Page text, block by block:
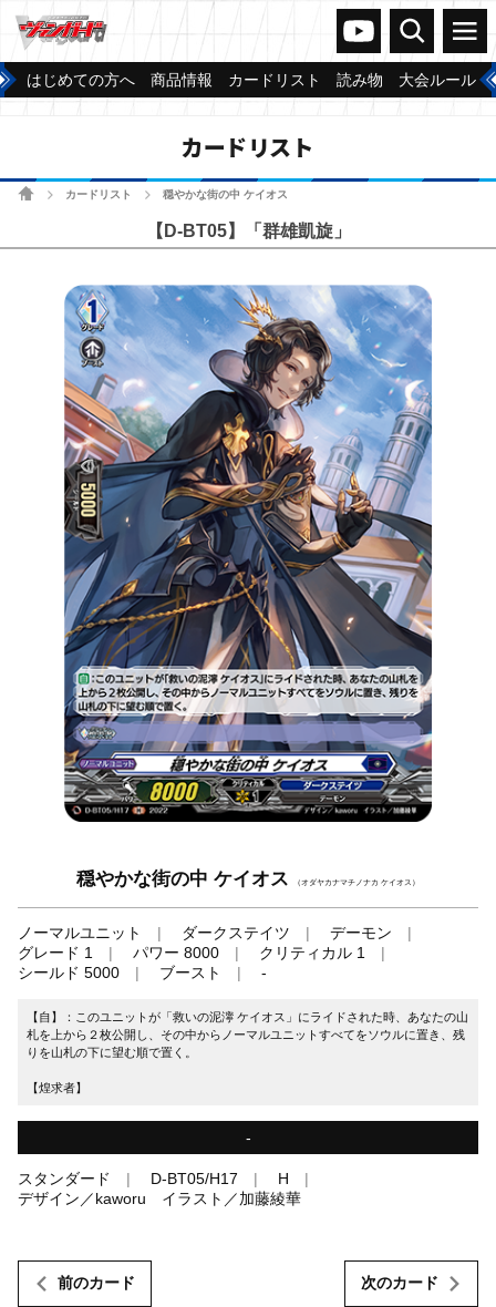
ヴァンガードch
検索 メニュー
はじめての方へ 商品情報 カードリスト 読み物 大会ルール
カードリスト
ホームカードリスト 穏やかな街の中 ケイオス
【D-BT05】「群雄凱旋」
穏やかな街の中 ケイオス （オダヤカナマチノナカ ケイオス）
ノーマルユニット ダークステイツ
デーモン
グレード 1
パワー 8000
クリティカル 1
シールド 5000
ブースト -
【自】：このユニットが「救いの泥濘 ケイオス」にライドされた時、あなたの山
札を上から２枚公開し、その中からノーマルユニットすべてをソウルに置き、残
りを山札の下に望む順で置く。
【煌求者】
-
スタンダード D-BT05/H17
H
デザイン／kaworu イラスト／加藤綾華
前のカード 次のカード